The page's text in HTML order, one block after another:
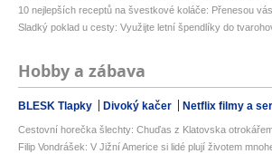
10 nejlepších receptů na švestkové koláče: Přenesou vás
Sladký poklad u cesty: Využijte letní špendlíky do
Hobby a zábava
BLESK Tlapky Divoký kačer Netflix filmy a
Cestovní horečka šlechty: Chuďas z Klatovska
Filip Vondrášek: V Jižní Americe si lidé plují životem